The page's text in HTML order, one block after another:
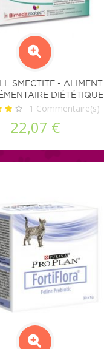
SMECTITE - ALIMENT
DIÉTÉTIQUE
CHIENS ET CHATS
1 Commentaire(s)
22,07 €